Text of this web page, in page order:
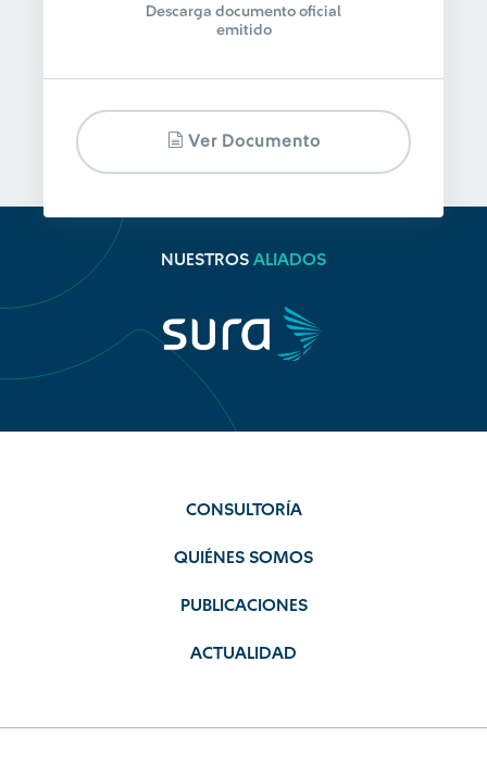
Descarga documento oficial
emitido
Ver Documento
NUESTROS ALIADOS
CONSULTORÍA
QUIÉNES SOMOS
PUBLICACIONES
ACTUALIDAD